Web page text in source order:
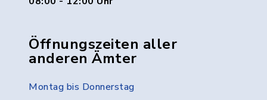
Öffnungszeiten aller
anderen Ämter
Montag bis Donnerstag